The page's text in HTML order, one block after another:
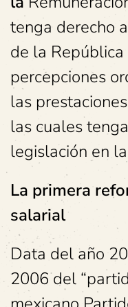
tenga derecho
de la
percepciones
las
las cuales
legislación en
La primera
salarial
Data del año
2006 del